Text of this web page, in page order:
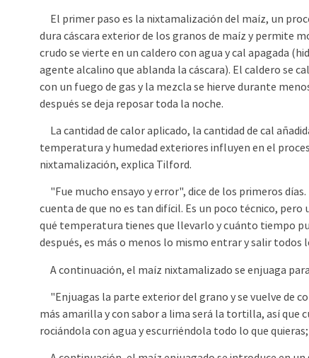
El primer paso es la nixtamalización del maíz, un
dura cáscara exterior de los granos de maíz y permite
crudo se vierte en un caldero con agua y cal apagada
agente alcalino que ablanda la cáscara). El caldero se
con un fuego de gas y la mezcla se hierve durante
después se deja reposar toda la noche.
La cantidad de calor aplicado, la cantidad de cal
temperatura y humedad exteriores influyen en el
nixtamalización, explica Tilford.
"Fue mucho ensayo y error", dice de los primeros
cuenta de que no es tan difícil. Es un poco técnico, pero
qué temperatura tienes que llevarlo y cuánto tiempo
después, es más o menos lo mismo entrar y salir todos
A continuación, el maíz nixtamalizado se enjuaga
"Enjuagas la parte exterior del grano y se vuelve de
más amarilla y con sabor a lima será la tortilla, así que
rociándola con agua y escurriéndola todo lo que